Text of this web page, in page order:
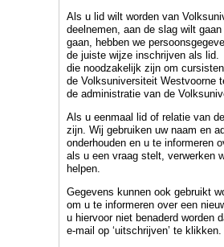
Als u lid wilt worden van
deelnemen, aan de slag wilt
gaan, hebben we
de juiste wijze inschrijven als
die noodzakelijk zijn om
de Volksuniversiteit Westvoorne
de administratie van de
Als u eenmaal lid of relatie van
zijn. Wij gebruiken uw naam en
onderhouden en u te informeren
als u een vraag stelt, verwerken
helpen.
Gegevens kunnen ook gebruikt
om u te informeren over een
u hiervoor niet benaderd worden
e-mail op ‘uitschrijven’ te klikken.